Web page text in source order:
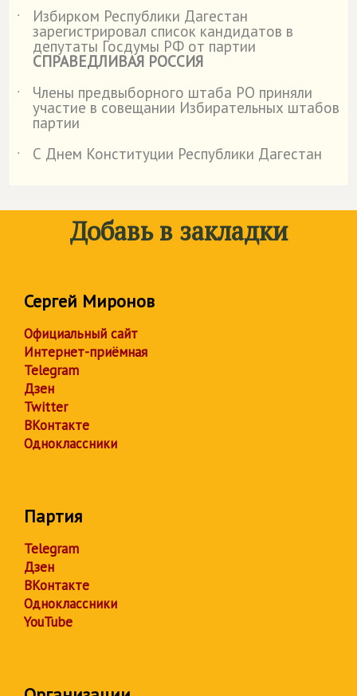
˙
Избирком Республики Дагестан
зарегистрировал список кандидатов в
депутаты Госдумы РФ от партии
СПРАВЕДЛИВАЯ РОССИЯ
˙
Члены предвыборного штаба РО приняли
участие в совещании Избирательных штабов
партии
˙
С Днем Конституции Республики Дагестан
Добавь в закладки
Сергей Миронов
Официальный сайт
Интернет-приёмная
Telegram
Дзен
Twitter
ВКонтакте
Одноклассники
Партия
Telegram
Дзен
ВКонтакте
Одноклассники
YouTube